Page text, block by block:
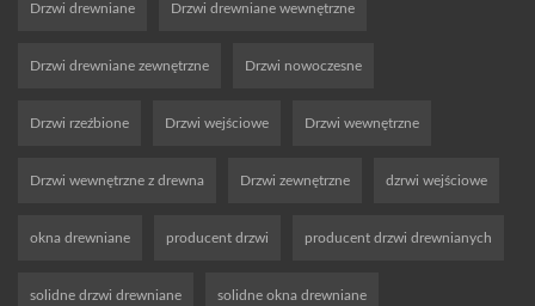
Drzwi drewniane Drzwi drewniane wewnętrzne
Drzwi drewniane zewnętrzne Drzwi nowoczesne
Drzwi rzeźbione Drzwi wejściowe Drzwi wewnętrzne
Drzwi wewnętrzne z drewna Drzwi zewnętrzne dzrwi wejściowe
okna drewniane producent drzwi producent drzwi drewnianych
solidne drzwi drewniane solidne okna drewniane